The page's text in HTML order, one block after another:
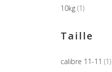
10kg (1)
Taille
calibre 11-11 (1)